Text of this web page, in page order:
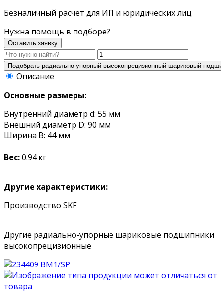
Безналичный расчет для ИП и юридических лиц
Нужна помощь в подборе?
Оставить заявку
Описание
Основные размеры:
Внутренний диаметр d: 55 мм
Внешний диаметр D: 90 мм
Ширина B: 44 мм
Вес:0.94 кг
Другие характеристики:
Производство SKF
Другие радиально-упорные шариковые подшипники
высокопрецизионные